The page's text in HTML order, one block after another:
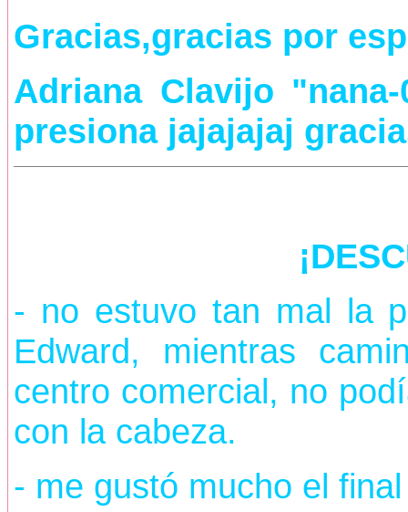
Gracias,gracias por
Adriana Clavijo
presiona jajajajaj
- no estuvo tan mal la
Edward, mientras
centro comercial, no
con la cabeza.
- me gustó mucho el